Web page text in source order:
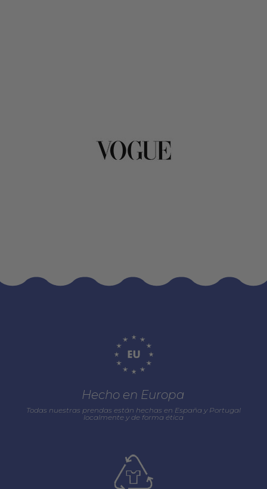
Hecho en Europa
Todas nuestras prendas están hechas en España y Portugal
localmente y de forma ética